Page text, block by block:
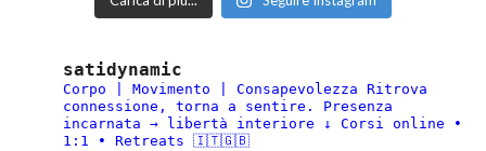
satidynamic
Corpo | Movimento | Consapevolezza Ritrova
connessione, torna a sentire.
Presenza
incarnata → libertà interiore ↓ Corsi online •
1:1 • Retreats 🇮🇹🇬🇧